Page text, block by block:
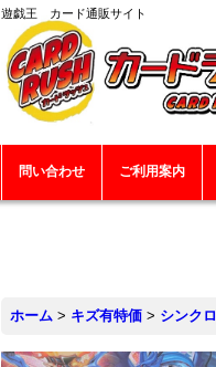
遊戯王 カード通販サイト
問い合わせ ご利用案内
ホーム > キズ有特価 > シンクロ